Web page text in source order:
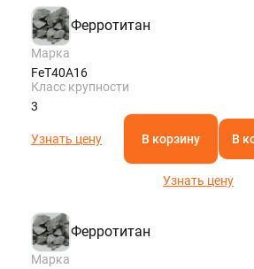
Ферротитан
Марка
FeT40A16
Класс крупности
3
Узнать цену В корзину В
Узнать цену
Ферротитан
Марка